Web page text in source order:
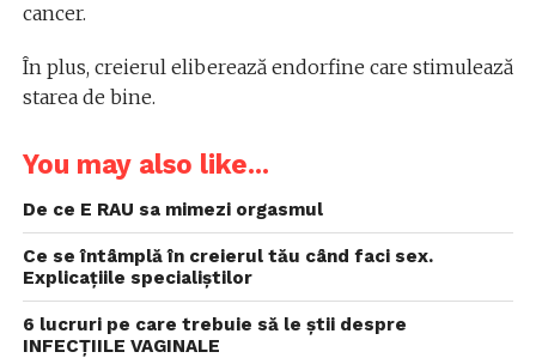
cancer.
În plus, creierul eliberează endorfine care stimulează
starea de bine.
You may also like...
De ce E RAU sa mimezi orgasmul
Ce se întâmplă în creierul tău când faci sex.
Explicațiile specialiștilor
6 lucruri pe care trebuie să le știi despre
INFECȚIILE VAGINALE